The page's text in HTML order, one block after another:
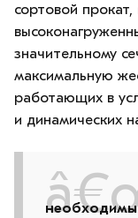
сортовой
значительному
максимальную
работающих в
и динамических